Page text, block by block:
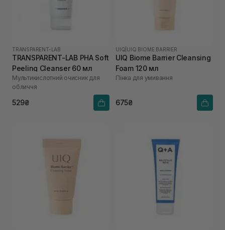
TRANSPARENT-LAB
TRANSPARENT-LAB PHA Soft
Peeling Cleanser 60 мл
Мультикислотний очисник для
обличчя
529₴
UIQ UIQ BIOME BARRIER
UIQ Biome Barrier Cleansing
Foam 120 мл
Пінка для умивання
675₴